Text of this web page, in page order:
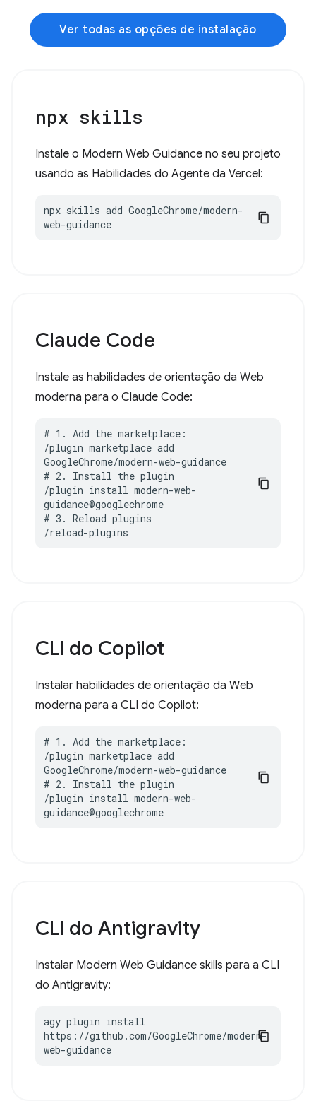
Ver todas as opções de instalação
npx skills
Instale o Modern Web Guidance no seu projeto
usando as Habilidades do Agente da Vercel:
npx skills add GoogleChrome/modern-
web-guidance
Claude Code
Instale as habilidades de orientação da Web
moderna para o Claude Code:
# 1. Add the marketplace:
/plugin marketplace add
GoogleChrome/modern-web-guidance
# 2. Install the plugin
/plugin install modern-web-
guidance@googlechrome
# 3. Reload plugins
/reload-plugins
CLI do Copilot
Instalar habilidades de orientação da Web
moderna para a CLI do Copilot:
# 1. Add the marketplace:
/plugin marketplace add
GoogleChrome/modern-web-guidance
# 2. Install the plugin
/plugin install modern-web-
guidance@googlechrome
CLI do Antigravity
Instalar Modern Web Guidance skills para a CLI
do Antigravity:
agy plugin install
https://github.com/GoogleChrome/modern-
web-guidance